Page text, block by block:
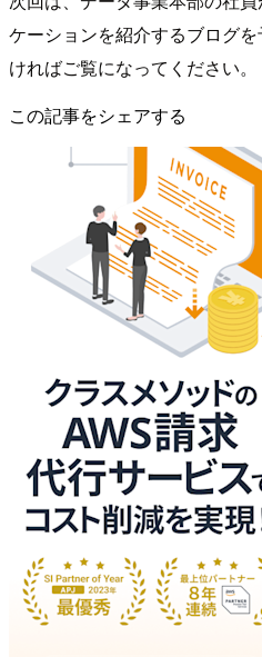
ケーションを紹介するブログ
ければご覧になってください。
この記事をシェアする